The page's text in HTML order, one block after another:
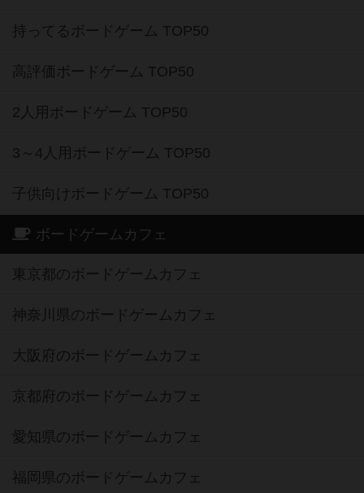
持ってるボードゲーム TOP50
高評価ボードゲーム TOP50
2人用ボードゲーム TOP50
3～4人用ボードゲーム TOP50
子供向けボードゲーム TOP50
ボードゲームカフェ
東京都のボードゲームカフェ
神奈川県のボードゲームカフェ
大阪府のボードゲームカフェ
京都府のボードゲームカフェ
愛知県のボードゲームカフェ
福岡県のボードゲームカフェ